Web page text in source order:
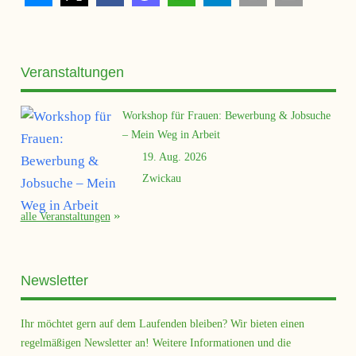
Veranstaltungen
Workshop für Frauen: Bewerbung & Jobsuche
– Mein Weg in Arbeit
19. Aug. 2026
Zwickau
alle Veranstaltungen
Newsletter
Ihr möchtet gern auf dem Laufenden bleiben? Wir bieten einen
regelmäßigen Newsletter an! Weitere Informationen und die